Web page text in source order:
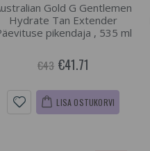
Gold G Gentlemen
Hydrate Tan Extender
pikendaja , 535 ml
€43 €41.71
LISA OSTUKORVI